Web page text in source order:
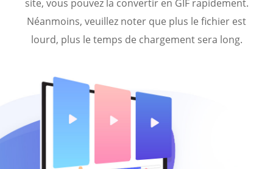
site, vous pouvez la convertir en GIF rapidement.
Néanmoins, veuillez noter que plus le fichier est
lourd, plus le temps de chargement sera long.